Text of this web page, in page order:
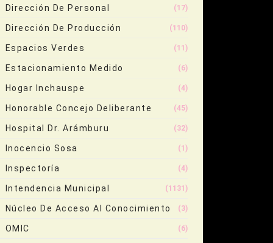
Dirección De Personal (17)
Dirección De Producción (110)
Espacios Verdes (11)
Estacionamiento Medido (6)
Hogar Inchauspe (4)
Honorable Concejo Deliberante (45)
Hospital Dr. Arámburu (32)
Inocencio Sosa (1)
Inspectoría (4)
Intendencia Municipal (1131)
Núcleo De Acceso Al Conocimiento (3)
OMIC (6)